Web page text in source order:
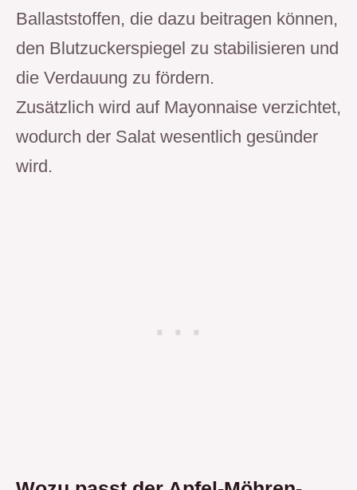
Ballaststoffen, die dazu beitragen können,
den Blutzuckerspiegel zu stabilisieren und
die Verdauung zu fördern.
Zusätzlich wird auf Mayonnaise verzichtet,
wodurch der Salat wesentlich gesünder
wird.